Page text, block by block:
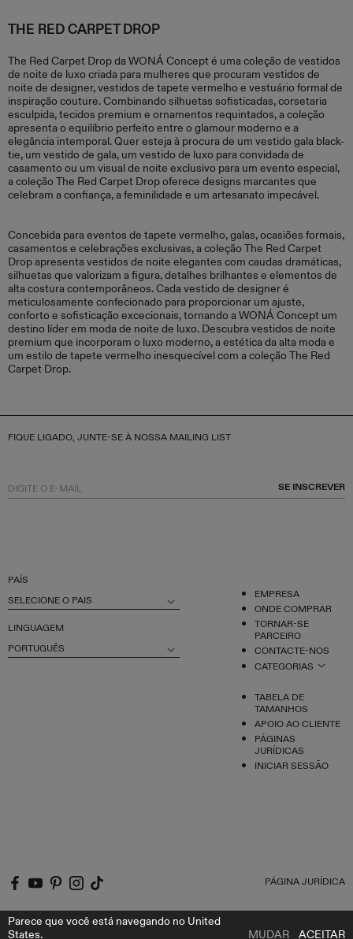
THE RED CARPET DROP
The Red Carpet Drop da WONÁ Concept é uma coleção de vestidos
de noite de luxo criada para mulheres que procuram vestidos de
noite de designer, vestidos de tapete vermelho e vestuário formal de
inspiração couture. Combinando silhuetas sofisticadas, corsetaria
esculpida, tecidos premium e ornamentos requintados, a coleção
apresenta o equilíbrio perfeito entre o glamour moderno e a
elegância intemporal. Quer esteja à procura de um vestido gala black-
tie, um vestido de gala, um vestido de luxo para convidada de
casamento ou um visual de noite exclusivo para um evento especial,
a coleção The Red Carpet Drop oferece designs marcantes que
celebram a confiança, a feminilidade e um artesanato impecável.
Concebida para eventos de tapete vermelho, galas, ocasiões formais,
casamentos e celebrações exclusivas, a coleção The Red Carpet
Drop apresenta vestidos de noite elegantes com caudas dramáticas,
silhuetas que valorizam a figura, detalhes brilhantes e elementos de
alta costura contemporâneos. Cada vestido de designer é
meticulosamente confecionado para proporcionar um ajuste,
conforto e sofisticação excecionais, tornando a WONÁ Concept um
destino líder em moda de noite de luxo. Descubra vestidos de noite
premium que incorporam o luxo moderno, a estética da alta moda e
um estilo de tapete vermelho inesquecível com a coleção The Red
Carpet Drop.
PAÍS
SELECIONE O PAIS
LINGUAGEM
PORTUGUÊS
EMPRESA
ONDE COMPRAR
TORNAR-SE
PARCEIRO
CONTACTE-NOS
CATEGORIAS
TABELA DE
TAMANHOS
APOIO AO CLIENTE
PÁGINAS
JURÍDICAS
INICIAR SESSÃO
FIQUE LIGADO, JUNTE-SE À NOSSA MAILING LIST
SE INSCREVER
PÁGINA JURÍDICA
Parece que você está navegando no United
States.
MUDAR ACEITAR